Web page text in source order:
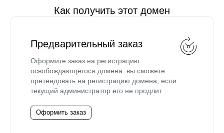
Как получить этот домен
Предварительный заказ
Оформите заказ на регистрацию
освобождающегося домена: вы сможете
претендовать на регистрацию домена, если
текущий администратор его не продлит.
Оформить заказ